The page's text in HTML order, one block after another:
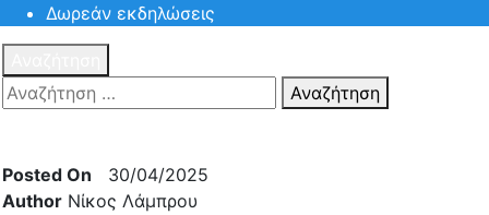
Δωρεάν εκδηλώσεις
Αναζήτηση
Posted On
30/04/2025
Author Νίκος Λάμπρου